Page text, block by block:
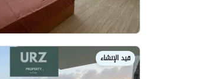
قيد الإنشاء